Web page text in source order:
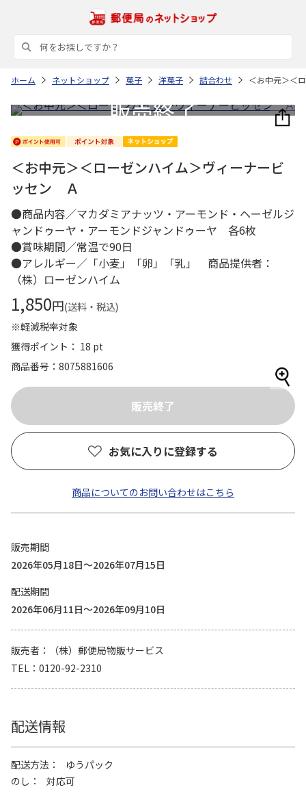
ホーム ネットショップ 菓子 洋菓子 詰合わせ ＜お中元＞＜
＜お中元＞＜ローゼンハイム＞ヴィーナービ
ッセン Ａ
●商品内容／マカダミアナッツ・アーモンド・ヘーゼルジ
ャンドゥーヤ・アーモンドジャンドゥーヤ 各6枚
●賞味期間／常温で90日
●アレルギー／「小麦」「卵」「乳」 商品提供者：
（株）ローゼンハイム
1,850円(送料・税込)
※軽減税率対象
獲得ポイント： 18 pt
商品番号
8075881606
お気に入りに登録する
商品についてのお問い合わせはこちら
販売期間
2026年05月18日～2026年07月15日
配送期間
2026年06月11日～2026年09月10日
販売者
（株）郵便局物販サービス
TEL
0120-92-2310
配送情報
配送方法
ゆうパック
のし
対応可